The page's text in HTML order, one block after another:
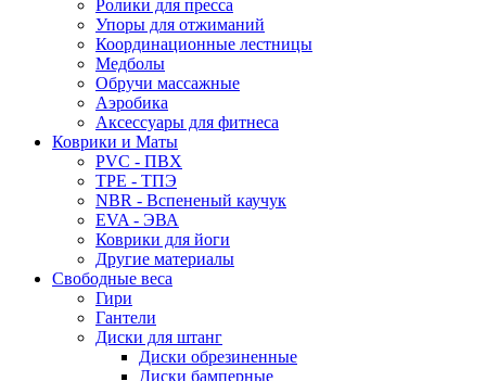
Ролики для пресса
Упоры для отжиманий
Координационные лестницы
Медболы
Обручи массажные
Аэробика
Аксессуары для фитнеса
Коврики и Маты
PVC - ПВХ
TPE - ТПЭ
NBR - Вспененый каучук
EVA - ЭВА
Коврики для йоги
Другие материалы
Свободные веса
Гири
Гантели
Диски для штанг
Диски обрезиненные
Диски бамперные